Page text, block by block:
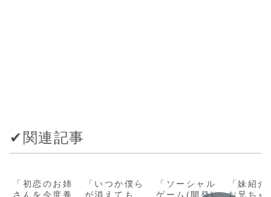
✔︎関連記事
「初恋のお姉
さんを今度養
「いつか僕ら
が消えても、
「ソーシャル
ゲーム(開発)
「妹紹
お兄ちゃ